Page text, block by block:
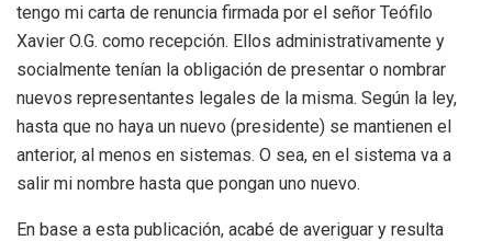
tengo mi carta de renuncia firmada por el señor Teófilo
Xavier O.G. como recepción. Ellos administrativamente y
socialmente tenían la obligación de presentar o nombrar
nuevos representantes legales de la misma. Según la ley,
hasta que no haya un nuevo (presidente) se mantienen el
anterior, al menos en sistemas. O sea, en el sistema va a
salir mi nombre hasta que pongan uno nuevo.
En base a esta publicación, acabé de averiguar y resulta